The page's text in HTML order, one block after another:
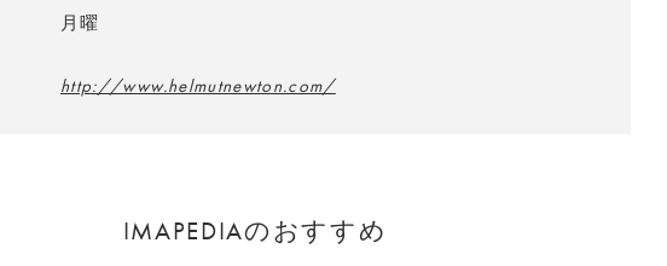
月曜
http://www.helmutnewton.com/
IMAPEDIAのおすすめ